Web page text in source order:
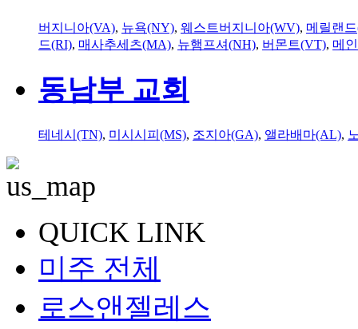
버지니아(VA), 뉴욕(NY), 웨스트버지니아(WV), 메릴랜
드(RI), 매사추세츠(MA), 뉴햄프셔(NH), 버몬트(VT), 메
동남부 교회
테네시(TN), 미시시피(MS), 조지아(GA), 앨라배마(AL),
QUICK LINK
미주 전체
로스앤젤레스